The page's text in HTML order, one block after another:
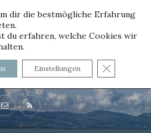
worte
ohne Innenfutter
dir die bestmögliche Erfahrung
du erfahren, welche Cookies wir
Einstellungen GDPR